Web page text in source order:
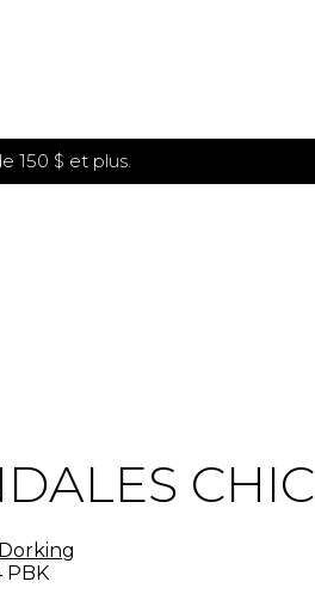
150 $ et plus.
CHIC
Dorking
PBK